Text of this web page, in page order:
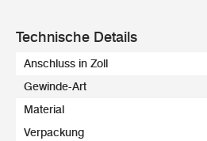
Technische Details
Anschluss in Zoll
Gewinde-Art
Material
Verpackung